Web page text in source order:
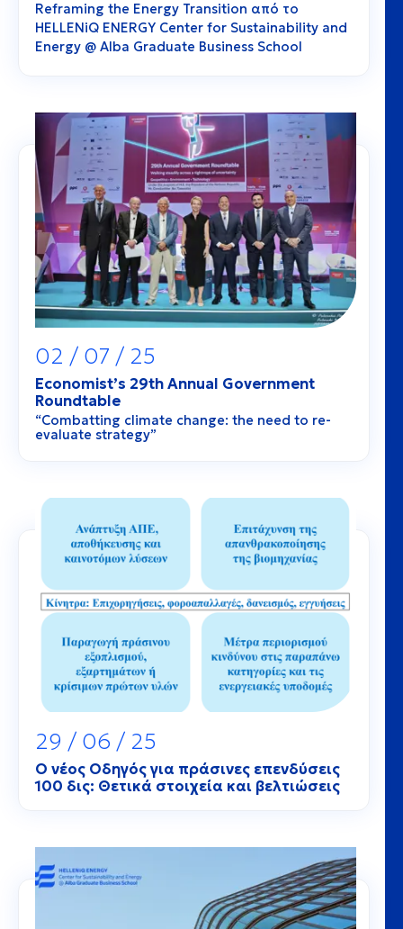
Reframing the Energy Transition από το
HELLENiQ ENERGY Center for Sustainability and
Energy @ Alba Graduate Business School
02 / 07 / 25
Economist’s 29th Annual Government
Roundtable
“Combatting climate change: the need to re-
evaluate strategy”
29 / 06 / 25
Ο νέος Οδηγός για πράσινες επενδύσεις
100 δις: Θετικά στοιχεία και βελτιώσεις